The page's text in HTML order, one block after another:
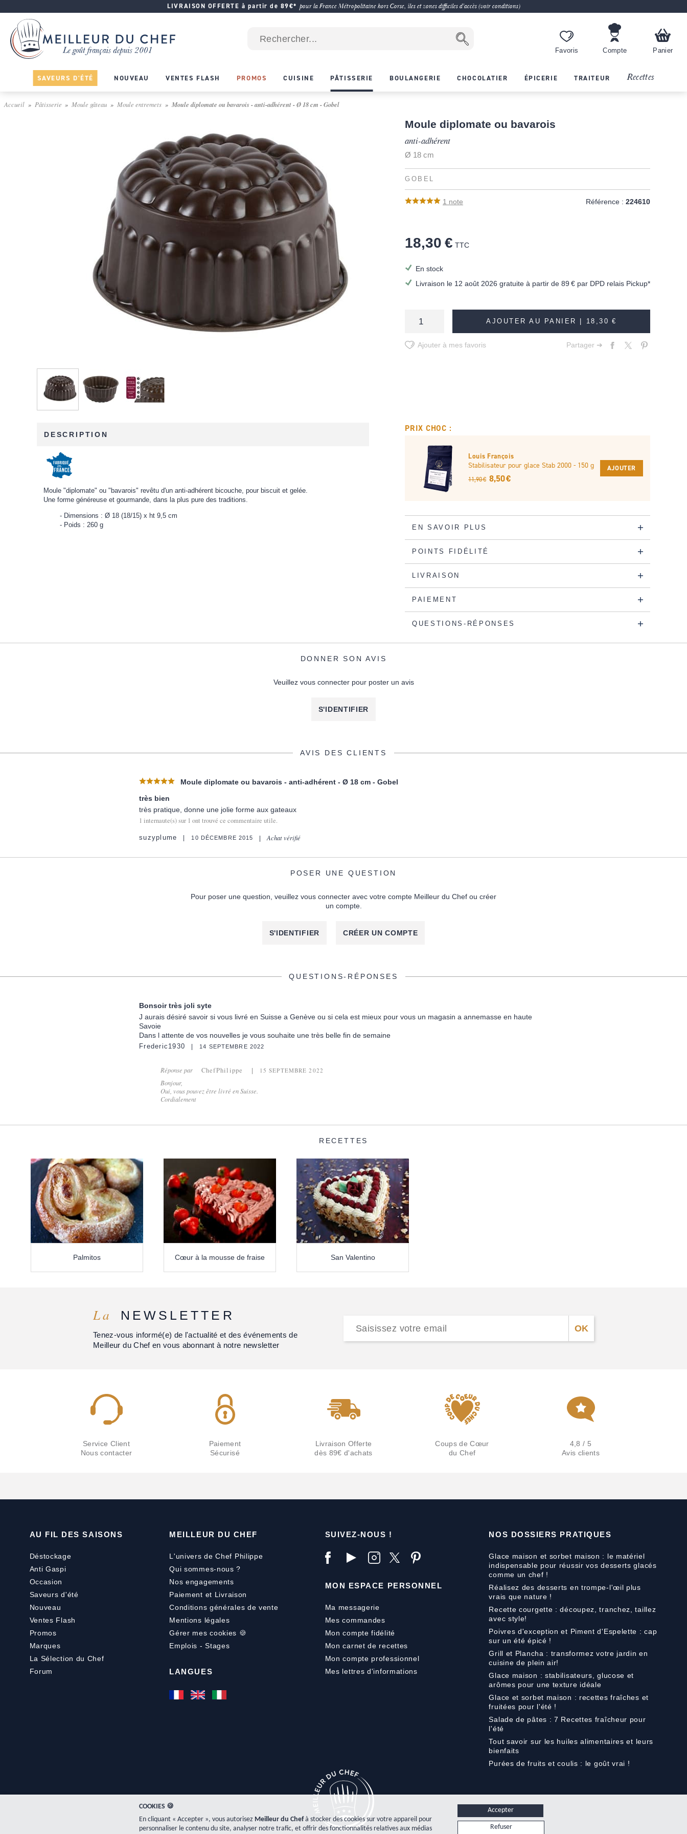
LIVRAISON OFFERTE à partir de 89€* pour la France Métropolitaine hors Corse, îles et zones difficiles d'accès (voir conditions)
Favoris Compte Panier
SAVEURS D'ÉTÉ NOUVEAU VENTES FLASH PROMOS CUISINE PÂTISSERIE BOULANGERIE CHOCOLATIER ÉPICERIE TRAITEUR Recettes
Accueil Pâtisserie Moule gâteau Moule entremets Moule diplomate ou bavarois - anti-adhérent - Ø 18 cm - Gobel
Moule diplomate ou bavarois
anti-adhérent
Ø 18 cm
GOBEL
1 note Référence : 224610
18,30 € TTC
En stock
Livraison le 12 août 2026 gratuite à partir de 89 € par DPD relais Pickup*
AJOUTER AU PANIER | 18,30 €
Ajouter à mes favoris Partager ➔
DESCRIPTION
Moule "diplomate" ou "bavarois" revêtu d'un anti-adhérent bicouche, pour biscuit et gelée.
Une forme généreuse et gourmande, dans la plus pure des traditions.
Dimensions : Ø 18 (18/15) x ht 9,5 cm
Poids : 260 g
PRIX CHOC :
Louis François
Stabilisateur pour glace Stab 2000 - 150 g
11,90 € 8,50 €
AJOUTER
EN SAVOIR PLUS
POINTS FIDÉLITÉ
LIVRAISON
PAIEMENT
QUESTIONS-RÉPONSES
DONNER SON AVIS
Veuillez vous connecter pour poster un avis
S'IDENTIFIER
AVIS DES CLIENTS
Moule diplomate ou bavarois - anti-adhérent - Ø 18 cm - Gobel
très bien
très pratique, donne une jolie forme aux gateaux
1 internaute(s) sur 1 ont trouvé ce commentaire utile.
suzyplume 10 DÉCEMBRE 2015 Achat vérifié
POSER UNE QUESTION
Pour poser une question, veuillez vous connecter avec votre compte Meilleur du Chef ou créer
un compte.
S'IDENTIFIER CRÉER UN COMPTE
QUESTIONS-RÉPONSES
Bonsoir très joli syte
J aurais désiré savoir si vous livré en Suisse a Genève ou si cela est mieux pour vous un magasin a annemasse en haute
Savoie
Dans l attente de vos nouvelles je vous souhaite une très belle fin de semaine
Frederic1930 14 SEPTEMBRE 2022
Réponse par ChefPhilippe 15 SEPTEMBRE 2022
Bonjour,
Oui, vous pouvez être livré en Suisse.
Cordialement
RECETTES
Palmitos Cœur à la mousse de fraise San Valentino
La NEWSLETTER
Tenez-vous informé(e) de l'actualité et des événements de
Meilleur du Chef en vous abonnant à notre newsletter
Service Client
Nous contacter
Paiement
Sécurisé
Livraison Offerte
dès 89€ d'achats
Coups de Cœur
du Chef
4,8 / 5
Avis clients
AU FIL DES SAISONS
Déstockage
Anti Gaspi
Occasion
Saveurs d'été
Nouveau
Ventes Flash
Promos
Marques
La Sélection du Chef
Forum
MEILLEUR DU CHEF
L'univers de Chef Philippe
Qui sommes-nous ?
Nos engagements
Paiement et Livraison
Conditions générales de vente
Mentions légales
Gérer mes cookies 🍪
Emplois - Stages
LANGUES
SUIVEZ-NOUS !
MON ESPACE PERSONNEL
Ma messagerie
Mes commandes
Mon compte fidélité
Mon carnet de recettes
Mon compte professionnel
Mes lettres d'informations
NOS DOSSIERS PRATIQUES
Glace maison et sorbet maison : le matériel
indispensable pour réussir vos desserts glacés
comme un chef !
Réalisez des desserts en trompe-l'œil plus
vrais que nature !
Recette courgette : découpez, tranchez, taillez
avec style!
Poivres d'exception et Piment d'Espelette : cap
sur un été épicé !
Grill et Plancha : transformez votre jardin en
cuisine de plein air!
Glace maison : stabilisateurs, glucose et
arômes pour une texture idéale
Glace et sorbet maison : recettes fraîches et
fruitées pour l'été !
Salade de pâtes : 7 Recettes fraîcheur pour
l'été
Tout savoir sur les huiles alimentaires et leurs
bienfaits
Purées de fruits et coulis : le goût vrai !
COOKIES 🍪
En cliquant « Accepter », vous autorisez Meilleur du Chefà stocker des cookies sur votre appareil pour
personnaliser le contenu du site, analyser notre trafic, et offrir des fonctionnalités relatives aux médias
Accepter
Refuser